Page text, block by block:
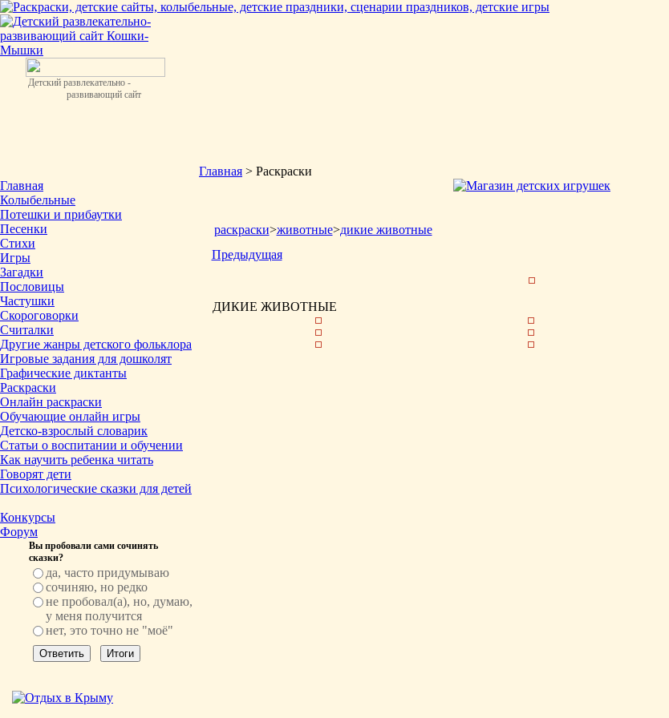
Детский развлекательно -
развивающий сайт
Главная
Колыбельные
Потешки и прибаутки
Песенки
Стихи
Игры
Загадки
Пословицы
Частушки
Скороговорки
Считалки
Другие жанры детского фольклора
Игровые задания для дошколят
Графические диктанты
Раскраски
Онлайн раскраски
Обучающие онлайн игры
Детско-взрослый словарик
Статьи о воспитании и обучении
Как научить ребенка читать
Говорят дети
Психологические сказки для детей
Конкурсы
Форум
Вы пробовали сами сочинять
сказки?
да, часто придумываю
сочиняю, но редко
не пробовал(а), но, думаю,
у меня получится
нет, это точно не "моё"
Главная > Раскраски
раскраски>животные>дикие животные
Предыдущая
ДИКИЕ ЖИВОТНЫЕ